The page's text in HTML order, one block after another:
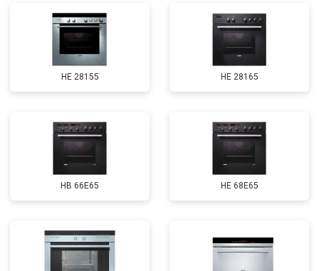
HE 28155 HE 28165
HB 66E65 HE 68E65